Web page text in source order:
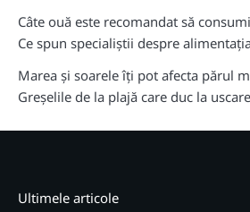
Câte ouă este recomandat să
Ce spun specialiștii despre
Marea și soarele îți pot afecta părul
Greșelile de la plajă care duc la
Ultimele articole